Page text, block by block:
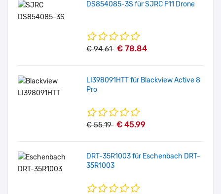
DS854085-3S für SJRC F11 Drone
€ 94.61 € 78.84
LI398091HTT für Blackview Active 8
Pro
€ 55.19 € 45.99
DRT-35R1003 für Eschenbach DRT-
35R1003